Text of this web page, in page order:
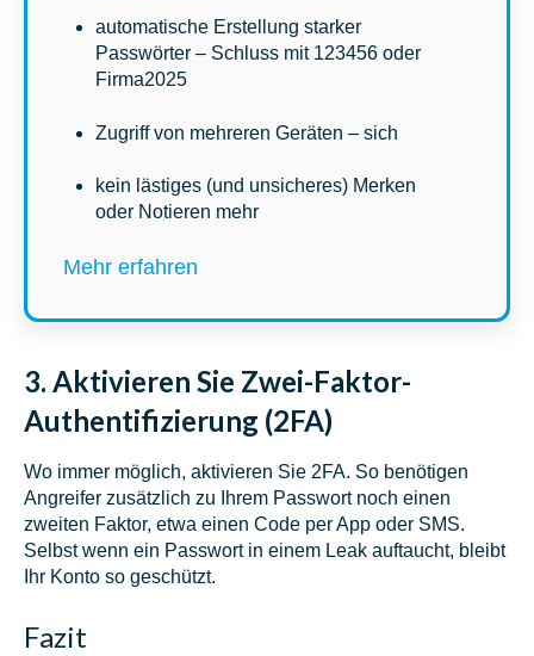
automatische Erstellung starker
Passwörter – Schluss mit 123456 oder
Firma2025
Zugriff von mehreren Geräten – sich
kein lästiges (und unsicheres) Merken
oder Notieren mehr
Mehr erfahren
3. Aktivieren Sie Zwei-Faktor-
Authentifizierung (2FA)
Wo immer möglich, aktivieren Sie 2FA. So benötigen
Angreifer zusätzlich zu Ihrem Passwort noch einen
zweiten Faktor, etwa einen Code per App oder SMS.
Selbst wenn ein Passwort in einem Leak auftaucht, bleibt
Ihr Konto so geschützt.
Fazit